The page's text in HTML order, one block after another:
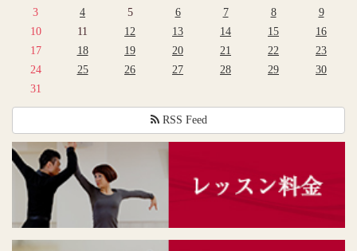
3
4 5 6 7 8
9
10
11 12 13 14 15
16
17
18 19 20 21 22
23
24
25 26 27 28 29
30
31
RSS Feed